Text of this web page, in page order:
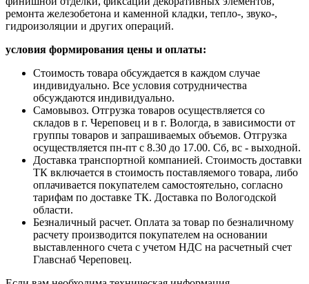
ремонта железобетона и каменной кладки, тепло-, звуко-,
гидроизоляции и других операций.
условия формирования цены и оплаты:
Стоимость товара обсуждается в каждом случае
индивидуально. Все условия сотрудничества
обсуждаются индивидуально.
Самовывоз. Отгрузка товаров осуществляется со
складов в г. Череповец и в г. Вологда, в зависимости от
группы товаров и запрашиваемых объемов. Отгрузка
осуществляется пн-пт с 8.30 до 17.00. Сб, вс - выходной.
Доставка транспортной компанией. Стоимость доставки
ТК включается в стоимость поставляемого товара, либо
оплачивается покупателем самостоятельно, согласно
тарифам по доставке ТК. Доставка по Вологодской
области.
Безналичный расчет. Оплата за товар по безналичному
расчету производится покупателем на основании
выставленного счета с учетом НДС на расчетный счет
Главснаб Череповец.